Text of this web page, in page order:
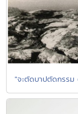
"จะตัดบาปตัดกรรม